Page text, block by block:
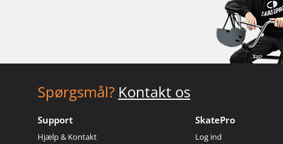
Spørgsmål? Kontakt os
Support
Hjælp & Kontakt
SkatePro
Log ind